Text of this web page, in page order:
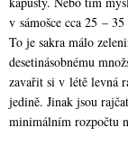
v sámošce cca 25 –
To je sakra málo
desetinásobnému
zavařit si v létě levná
jedině. Jinak jsou
minimálním rozpočtu